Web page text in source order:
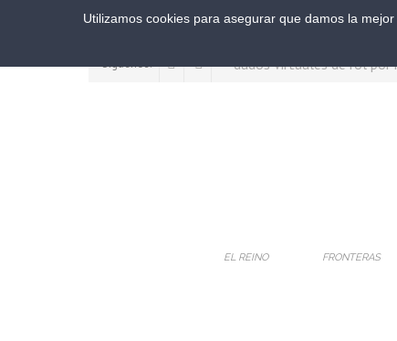
Síguenos:
EL REINO FRONTERAS
Utilizamos cookies para asegurar que damos la